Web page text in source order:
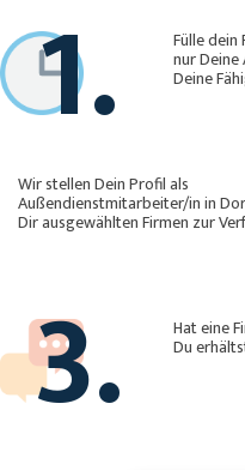
1. Fülle
nur Deine
Deine
Wir stellen Dein Profil als
Außendienstmitarbeiter/in in Dortmund allen von
Dir ausgewählten Firmen zur
3. Hat eine
Du